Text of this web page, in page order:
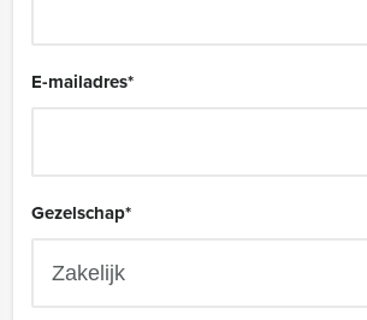
E-mailadres*
Gezelschap*